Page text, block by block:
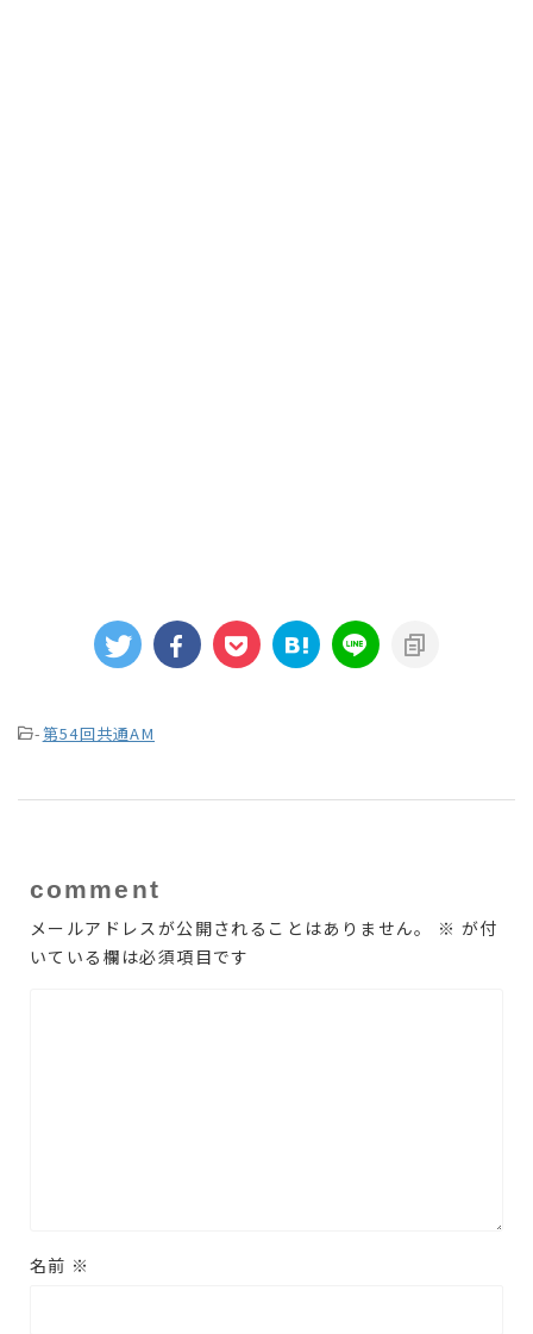
-第54回共通AM
comment
メールアドレスが公開されることはありません。 ※ が付
いている欄は必須項目です
名前 ※